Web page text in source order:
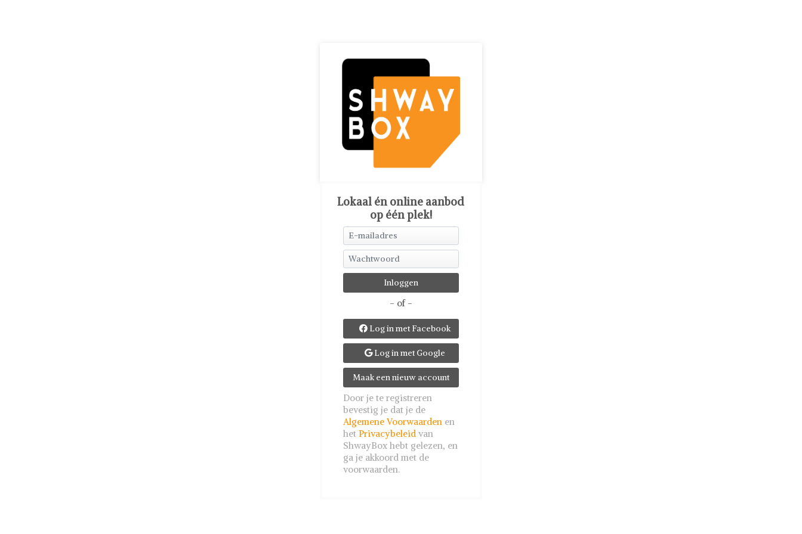
Lokaal én online aanbod
op één plek!
- of -
 Log in met Facebook
Log in met Google
Maak een nieuw account
Door je te registreren
bevestig je dat je de
Algemene Voorwaarden en
het Privacybeleid van
ShwayBox hebt gelezen, en
ga je akkoord met de
voorwaarden.